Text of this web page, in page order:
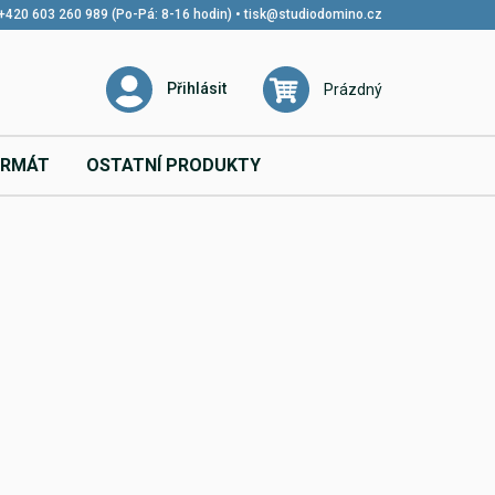
603 260 989 (Po-Pá: 8-16 hodin) •tisk@studiodomino.cz
Přihlásit Prázdný
OSTATNÍ PRODUKTY